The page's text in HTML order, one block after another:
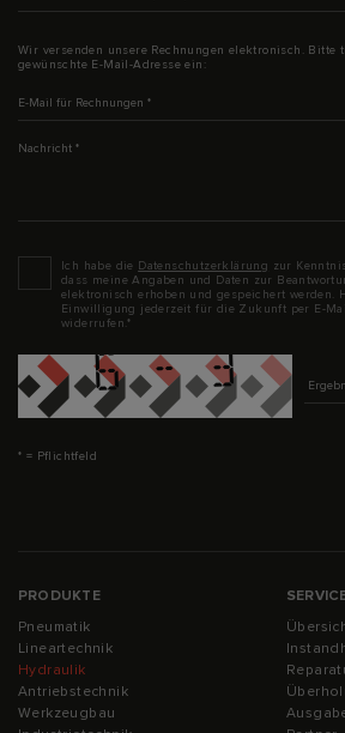
Wir versenden unsere Rechnungen elektronisch. Bitte
gewünschte E-Mail-Adresse ein:
Datenschutz*
Ich habe die Datenschutzerklärung zur
dass meine Angaben und Daten zur
elektronisch erhoben und gespeichert werden.
Einwilligung jederzeit für die Zukunft per E-
widerrufen.*
Captcha
* = Pflichtfeld
PRODUKTE
Pneumatik
Lineartechnik
Hydraulik
Antriebstechnik
Werkzeugbau